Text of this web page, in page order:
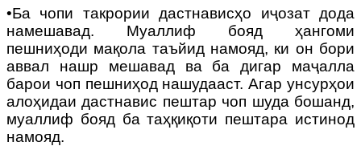
•Ба чопи такрории дастнависҳо иҷозат дода
намешавад. Муаллиф бояд ҳангоми
пешниҳоди мақола таъйид намояд, ки он бори
аввал нашр мешавад ва ба дигар маҷалла
барои чоп пешниҳод нашудааст. Агар унсурҳои
алоҳидаи дастнавис пештар чоп шуда бошанд,
муаллиф бояд ба таҳқиқоти пештара истинод
намояд.